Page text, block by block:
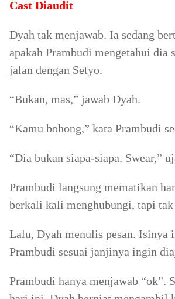
Cast Diaudit
Dyah tak menjawab. Ia sedang
apakah Prambudi mengetahui dia
jalan dengan Setyo.
“Bukan, mas,” jawab Dyah.
“Kamu bohong,” kata Prambudi
“Dia bukan siapa-siapa. Swear,”
Prambudi langsung mematikan
berkali kali menghubungi, tapi
Lalu, Dyah menulis pesan. Isinya
Prambudi sesuai janjinya ingin
Prambudi hanya menjawab “ok”.